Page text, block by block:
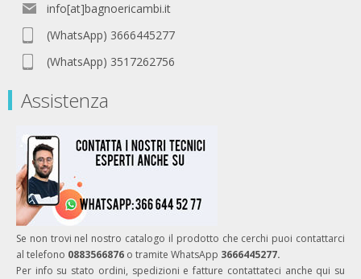
info[at]bagnoericambi.it
(WhatsApp) 3666445277
(WhatsApp) 3517262756
Assistenza
Se non trovi nel nostro catalogo il prodotto che cerchi puoi contattarci
al telefono 0883566876 o tramite WhatsApp 3666445277.
Per info su stato ordini, spedizioni e fatture contattateci anche qui su